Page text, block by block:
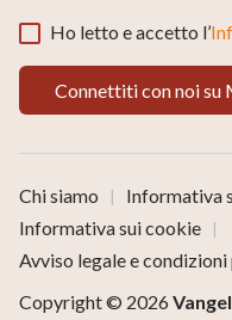
Ho letto e accetto l’
Connettiti con noi su
Chi siamo | Informativa
Informativa sui cookie |
Avviso legale e condizioni
Copyright © 2026
conosce ogni nostro
nostre lacrime e
fede, clicca sul
la parola di Dio e